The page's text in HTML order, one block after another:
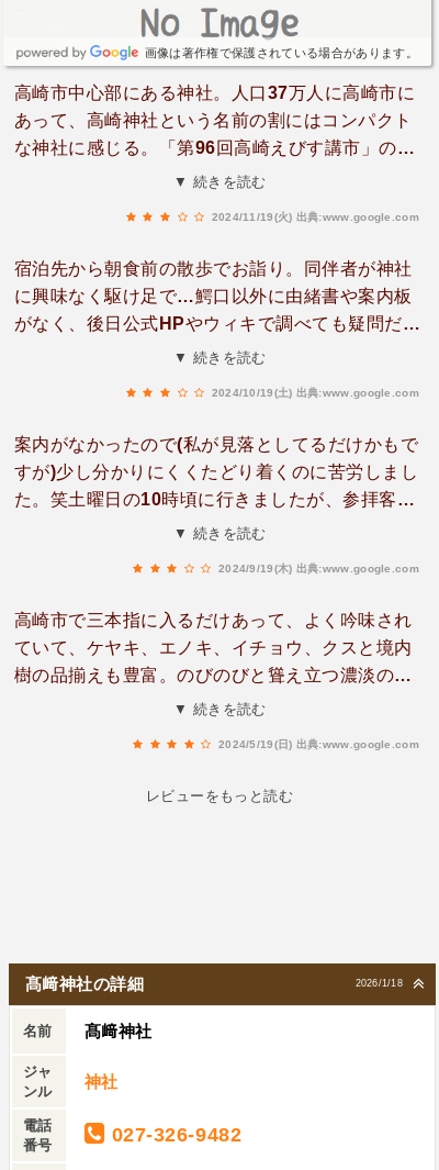
画像は著作権で保護されている場合があります。
高崎市中心部にある神社。人口37万人に高崎市に
あって、高崎神社という名前の割にはコンパクト
な神社に感じる。「第96回高崎えびす講市」の七
福神御朱印巡りのゴール地点になっている。
▼ 続きを読む
2024/11/19(火) 出典:www.google.com
宿泊先から朝食前の散歩でお詣り。同伴者が神社
に興味なく駆け足で…鰐口以外に由緒書や案内板
がなく、後日公式HPやウィキで調べても疑問だら
け。・和田城主？1243年和田正信の創建？（↔和
＞本社内削6本)・本殿は内拝殿の奥で撮影でき
ず、ウィキは一間社流造とするが、航空写真では
切妻屋根の妻入に見える。・祭神の伊邪那美から
では？結婚式場はどうなったのでしょう？・美保
大國神社の神紋、事代主はいいとして大国主は亀
社（松江）になってしまう。ひょっとして美保神
社を勧請したのも出雲信奉者で、熊野大社の配置
（本殿須佐之男の左に伊邪那美神社、両方大社
造）に近付けようとしたとか。国譲りのリベンジ
を神社で！なんてね…
▼ 続きを読む
2024/10/19(土) 出典:www.google.com
案内がなかったので(私が見落としてるだけかもで
すが)少し分かりにくくたどり着くのに苦労しまし
た。笑土曜日の10時頃に行きましたが、参拝客は
いませんでした。駐車場も広いので停めやすかっ
▼ 続きを読む
2024/9/19(木) 出典:www.google.com
高崎市で三本指に入るだけあって、よく吟味され
ていて、ケヤキ、エノキ、イチョウ、クスと境内
樹の品揃えも豊富。のびのびと聳え立つ濃淡の鮮
やかな新緑の木々の間を、５月の爽やかな風がそ
▼ 続きを読む
2024/5/19(日) 出典:www.google.com
レビューをもっと読む
2026/1/18
髙﨑神社の詳細
名前 髙﨑神社
ジャ
ンル
神社
電話
番号
027-326-9482